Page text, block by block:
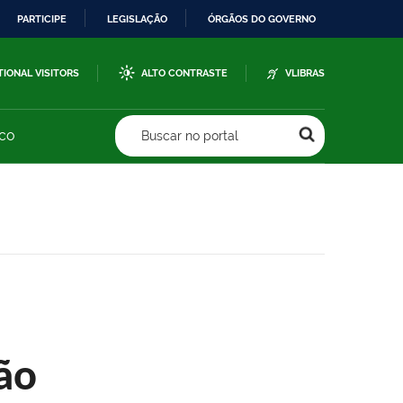
PARTICIPE LEGISLAÇÃO ÓRGÃOS DO GOVERNO
VISITORS ALTO CONTRASTE VLIBRAS
Buscar no portal